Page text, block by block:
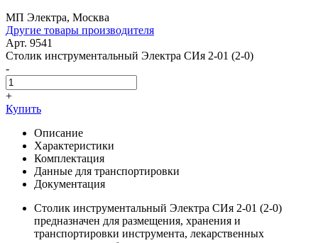
МП Электра, Москва
Другие товары производителя
Арт. 9541
Столик инструментальный Электра СИя 2-01 (2-0)
-
+
Купить
Описание
Характеристики
Комплектация
Данные для транспортировки
Документация
Столик инструментальный Электра СИя 2-01 (2-0)
предназначен для размещения, хранения и
транспортировки инструмента, лекарственных